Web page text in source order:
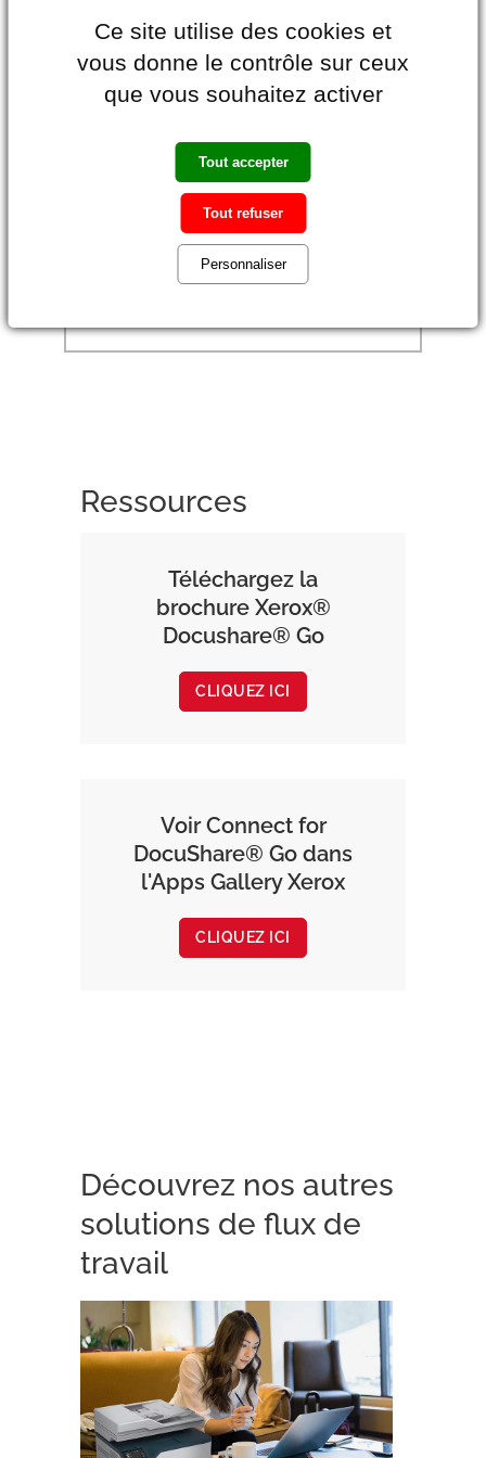
MON ESSAI GRATUIT
Appli Xerox® ConnectKey®
DocuShare® Go, les utilisateurs
peuvent connecter des imprimantes
multifonctions dotées de la
technologieXerox® ConnectKey®
directement et en toute sécurité à
Ressources
Téléchargez la
brochure Xerox®
Docushare® Go
CLIQUEZ ICI
Voir Connect for
DocuShare® Go dans
l'Apps Gallery Xerox
CLIQUEZ ICI
Découvrez nos autres
solutions de flux de
travail
Ce site utilise des cookies et
vous donne le contrôle sur ceux
que vous souhaitez activer
Tout accepter
Tout refuser
Personnaliser